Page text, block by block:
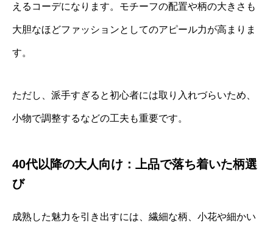
えるコーデになります。モチーフの配置や柄の大きさも
大胆なほどファッションとしてのアピール力が高まりま
す。
ただし、派手すぎると初心者には取り入れづらいため、
小物で調整するなどの工夫も重要です。
40代以降の大人向け：上品で落ち着いた柄選
び
成熟した魅力を引き出すには、繊細な柄、小花や細かい